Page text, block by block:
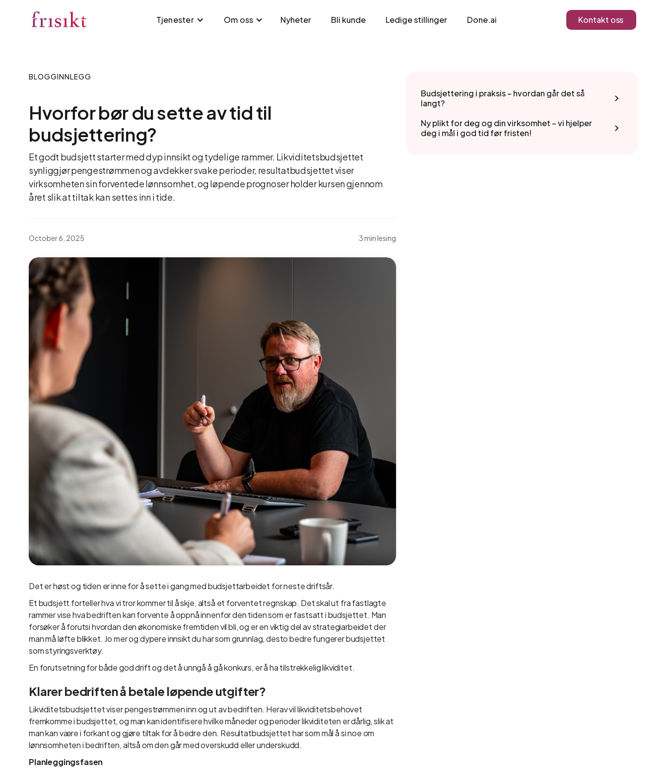
Tjenester Om oss Nyheter Bli kunde Ledige stillinger Done.ai Kontakt oss
BLOGGINNLEGG
Hvorfor bør du sette av tid til
budsjettering?
Et godt budsjett starter med dyp innsikt og tydelige rammer. Likviditetsbudsjettet
synliggjør pengestrømmen og avdekker svake perioder, resultatbudsjettet viser
virksomheten sin forventede lønnsomhet, og løpende prognoser holder kursen gjennom
året slik at tiltak kan settes inn i tide.
October 6, 2025 3 min lesing
Det er høst og tiden er inne for å sette i gang med budsjettarbeidet for neste driftsår.
Et budsjett forteller hva vi tror kommer til å skje, altså et forventet regnskap. Det skal ut fra fastlagte
rammer vise hva bedriften kan forvente å oppnå innenfor den tiden som er fastsatt i budsjettet. Man
forsøker å forutsi hvordan den økonomiske fremtiden vil bli, og er en viktig del av strategiarbeidet der
man må løfte blikket. Jo mer og dypere innsikt du har som grunnlag, desto bedre fungerer budsjettet
som styringsverktøy.
En forutsetning for både god drift og det å unngå å gå konkurs, er å ha tilstrekkelig likviditet.
Klarer bedriften å betale løpende utgifter?
Likviditetsbudsjettet viser pengestrømmen inn og ut av bedriften. Herav vil likviditetsbehovet
fremkomme i budsjettet, og man kan identifisere hvilke måneder og perioder likviditeten er dårlig, slik at
man kan være i forkant og gjøre tiltak for å bedre den. Resultatbudsjettet har som mål å si noe om
lønnsomheten i bedriften, altså om den går med overskudd eller underskudd.
Planleggingsfasen
Budsjettering i praksis – hvordan går det så
langt?
Ny plikt for deg og din virksomhet – vi hjelper
deg i mål i god tid før fristen!